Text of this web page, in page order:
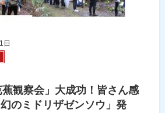
日
観察会」大成功！皆さん感
のミドリザゼンソウ」発